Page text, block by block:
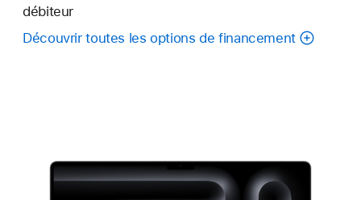
débiteur
Découvrir toutes les options de financement